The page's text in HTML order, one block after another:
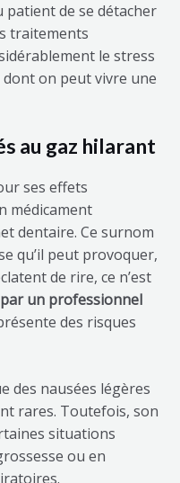
patient de se détacher
traitements
le stress
dont on peut vivre une
au gaz hilarant
ses effets
médicament
dentaire. Ce surnom
qu’il peut provoquer,
de rire, ce n’est
un professionnel
des risques
des nausées légères
rares. Toutefois, son
situations
ou en